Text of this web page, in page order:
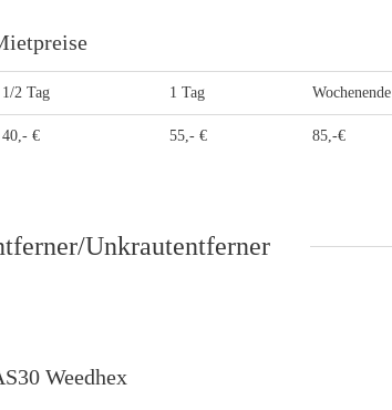
1/2 Tag 1 Tag Wochenende
40,- € 55,- € 85,-€
Unkrautentferner
Weedhex